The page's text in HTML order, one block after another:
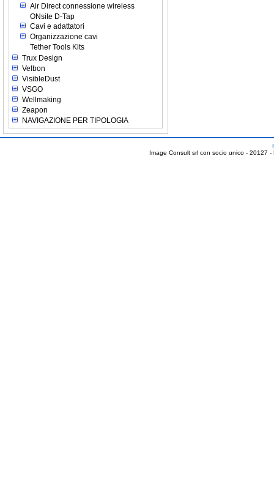
Air Direct connessione wireless
ONsite D-Tap
Cavi e adattatori
Organizzazione cavi
Tether Tools Kits
Trux Design
Velbon
VisibleDust
VSGO
Wellmaking
Zeapon
NAVIGAZIONE PER TIPOLOGIA
Image Consult srl con socio unico - 20127